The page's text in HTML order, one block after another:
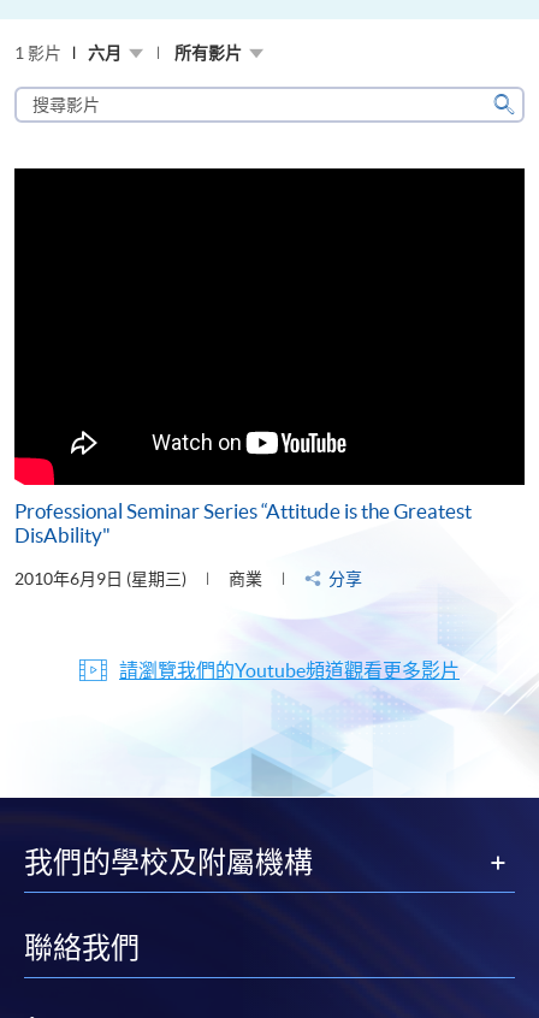
1 影片 六月 所有影片
搜
尋
片
搜
Professional Seminar Series “Attitude is the Greatest
DisAbility"
2010年6月9日 (星期三) 商業 分享
請瀏覽我們的Youtube頻道觀看更多影片
我們的學校及附屬機構
聯絡我們